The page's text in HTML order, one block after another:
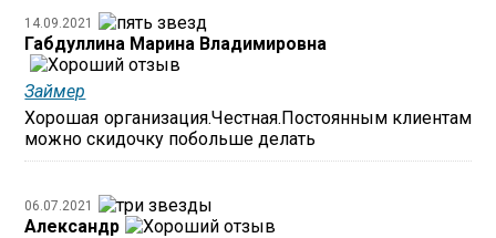
14.09.2021
Габдуллина Марина Владимировна
Займер
Хорошая организация.Честная.Постоянным клиентам
можно скидочку побольше делать
06.07.2021
Александр